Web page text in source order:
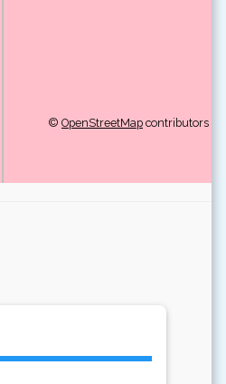
© OpenStreetMap contributors